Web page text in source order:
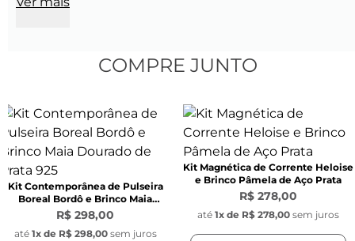
Tamanho:
Espessura do elo: 1 mm
Fecho: lagosta na cor dourada
Material: Liga metálica Nobre
Corrente com zircônia
Comprimento do elo:
Largura do elo:
Espessura do elo: 1 mm
COMPRE JUNTO
Kit Contemporânea de Pulseira
Boreal Bordô e Brinco Maia
Dourado de Prata 925
R$ 298,00
até 1x de R$ 298,00 sem juros
Kit Magnética de Corrente Heloise
e Brinco Pâmela de Aço Prata
R$ 278,00
até 1x de R$ 278,00 sem juros